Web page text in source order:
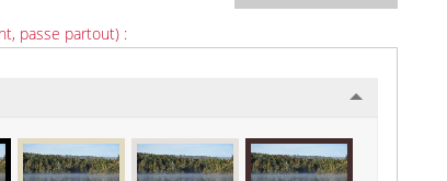
passe partout) :